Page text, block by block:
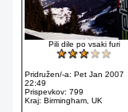
Pili dile po vsaki furi
Pridružen/-a: Pet Jan 2007
22:49
Prispevkov: 799
Kraj: Birmingham, UK